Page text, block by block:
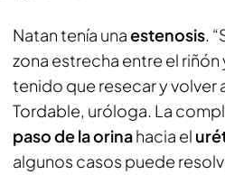
Natan tenía unaestenosis.
zona estrecha entre el
tenido que resecar y volver
Tordable, uróloga. La
paso de la orinahacia el
algunos casos puede